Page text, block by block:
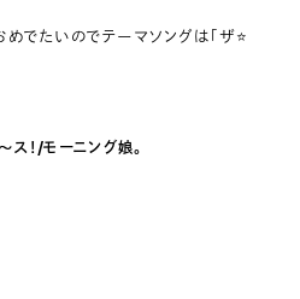
でたいのでテーマソングは「ザ⭐️
ス！/モーニング娘。